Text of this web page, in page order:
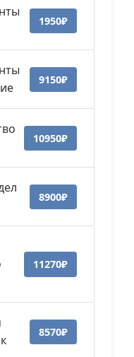
1950₽
9150₽
10950₽
8900₽
11270₽
8570₽